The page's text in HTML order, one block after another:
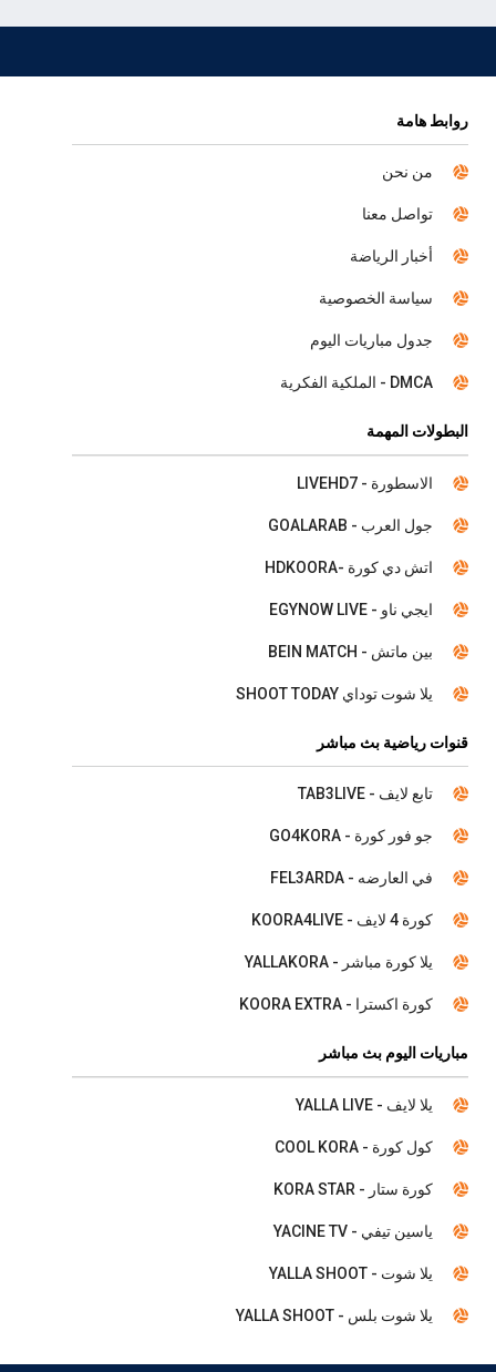
روابط هامة
من نحن
تواصل معنا
أخبار الرياضة
سياسة الخصوصية
جدول مباريات اليوم
DMCA - الملكية الفكرية
البطولات المهمة
الاسطورة - LIVEHD7
جول العرب - GOALARAB
اتش دي كورة -HDKOORA
ايجي ناو - EGYNOW LIVE
بين ماتش - BEIN MATCH
يلا شوت توداي SHOOT TODAY
قنوات رياضية بث مباشر
تابع لايف - TAB3LIVE
جو فور كورة - GO4KORA
في العارضه - FEL3ARDA
كورة 4 لايف - KOORA4LIVE
يلا كورة مباشر - YALLAKORA
كورة اكسترا - KOORA EXTRA
مباريات اليوم بث مباشر
يلا لايف - YALLA LIVE
كول كورة - COOL KORA
كورة ستار - KORA STAR
ياسين تيفي - YACINE TV
يلا شوت - YALLA SHOOT
يلا شوت بلس - YALLA SHOOT